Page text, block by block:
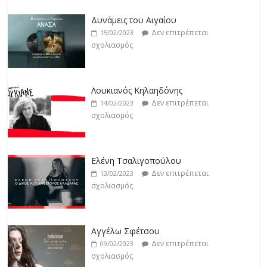
19/02/2023
Δεν επιτρέπεται
σχολιασμός
19/02/2023
Δεν επιτρέπεται
σχολιασμός
Λουκιανός Κηλαηδόνης
14/02/2023
Δεν επιτρέπεται
σχολιασμός
Ελένη Τσαλιγοπούλου
13/02/2023
Δεν επιτρέπεται
σχολιασμός
Αγγέλω Σφέτσου
09/02/2023
Δεν επιτρέπεται
σχολιασμός
Γιάννης Λογοθέτης
09/02/2023
Δεν επιτρέπεται
σχολιασμός